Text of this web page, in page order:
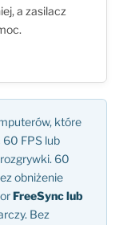
a zasilacz
które
60 FPS lub
60
obniżenie
FreeSync lub
Bez